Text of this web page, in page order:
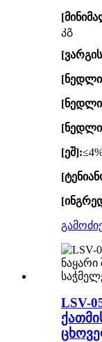
კგ
[ნედლი
[ეშ]:
LSV-